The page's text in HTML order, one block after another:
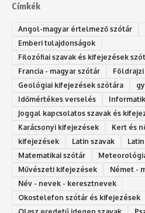
Címkék
Angol-magyar értelmező szótár
Emberi tulajdonságok
Filozófiai szavak és kifejezések
Francia - magyar szótár
Geológiai kifejezések szótára
Időmértékes verselés
Joggal kapcsolatos szavak és
Karácsonyi kifejezések
Kert és
kifejezések
Latin szavak
Matematikai szótár
Művészeti kifejezések
Német -
Név - nevek - keresztnevek
Okostelefon szótár és kifejezések